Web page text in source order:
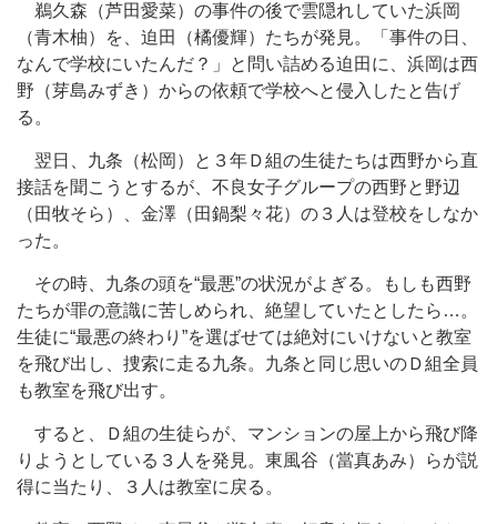
鵜久森（芦田愛菜）の事件の後で雲隠れしていた浜岡
（青木柚）を、迫田（橘優輝）たちが発見。「事件の日、
なんで学校にいたんだ？」と問い詰める迫田に、浜岡は西
野（芽島みずき）からの依頼で学校へと侵入したと告げ
る。
翌日、九条（松岡）と３年Ｄ組の生徒たちは西野から直
接話を聞こうとするが、不良女子グループの西野と野辺
（田牧そら）、金澤（田鍋梨々花）の３人は登校をしなか
った。
その時、九条の頭を“最悪”の状況がよぎる。もしも西野
たちが罪の意識に苦しめられ、絶望していたとしたら…。
生徒に“最悪の終わり”を選ばせては絶対にいけないと教室
を飛び出し、捜索に走る九条。九条と同じ思いのＤ組全員
も教室を飛び出す。
すると、Ｄ組の生徒らが、マンションの屋上から飛び降
りようとしている３人を発見。東風谷（當真あみ）らが説
得に当たり、３人は教室に戻る。